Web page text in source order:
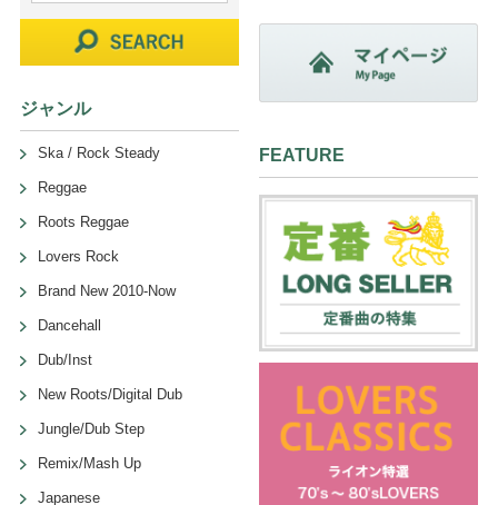
ジャンル
Ska / Rock Steady
Reggae
Roots Reggae
Lovers Rock
Brand New 2010-Now
Dancehall
Dub/Inst
New Roots/Digital Dub
Jungle/Dub Step
Remix/Mash Up
Japanese
FEATURE